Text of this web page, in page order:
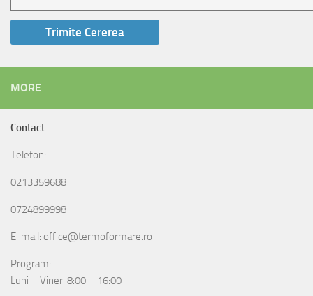
MORE
Contact
Telefon:
0213359688
0724899998
E-mail: office@termoformare.ro
Program:
Luni – Vineri 8:00 – 16:00